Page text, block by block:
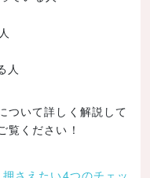
りの工夫
人
ついて詳しく解説して
覧ください！
さえたい4つのチェッ